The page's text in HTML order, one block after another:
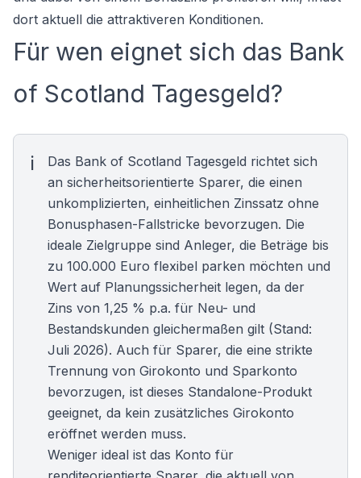
dort aktuell die attraktiveren Konditionen.
Für wen eignet sich das Bank
of Scotland Tagesgeld?
Das Bank of Scotland Tagesgeld richtet sich
an sicherheitsorientierte Sparer, die einen
unkomplizierten, einheitlichen Zinssatz ohne
Bonusphasen-Fallstricke bevorzugen. Die
ideale Zielgruppe sind Anleger, die Beträge bis
zu 100.000 Euro flexibel parken möchten und
Wert auf Planungssicherheit legen, da der
Zins von 1,25 % p.a. für Neu- und
Bestandskunden gleichermaßen gilt (Stand:
Juli 2026). Auch für Sparer, die eine strikte
Trennung von Girokonto und Sparkonto
bevorzugen, ist dieses Standalone-Produkt
geeignet, da kein zusätzliches Girokonto
eröffnet werden muss.
Weniger ideal ist das Konto für